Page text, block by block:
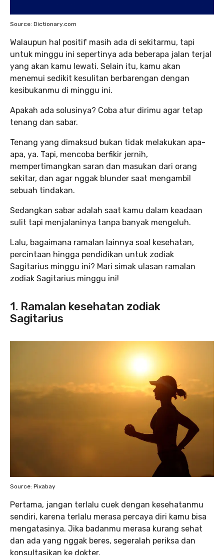
Source: Dictionary.com
Walaupun hal positif masih ada di sekitarmu, tapi
untuk minggu ini sepertinya ada beberapa jalan terjal
yang akan kamu lewati. Selain itu, kamu akan
menemui sedikit kesulitan berbarengan dengan
kesibukanmu di minggu ini.
Apakah ada solusinya? Coba atur dirimu agar tetap
tenang dan sabar.
Tenang yang dimaksud bukan tidak melakukan apa-
apa, ya. Tapi, mencoba berfikir jernih,
mempertimangkan saran dan masukan dari orang
sekitar, dan agar nggak blunder saat mengambil
sebuah tindakan.
Sedangkan sabar adalah saat kamu dalam keadaan
sulit tapi menjalaninya tanpa banyak mengeluh.
Lalu, bagaimana ramalan lainnya soal kesehatan,
percintaan hingga pendidikan untuk zodiak
Sagitarius minggu ini? Mari simak ulasan ramalan
zodiak Sagitarius minggu ini!
1. Ramalan kesehatan zodiak
Sagitarius
Source: Pixabay
Pertama, jangan terlalu cuek dengan kesehatanmu
sendiri, karena terlalu merasa percaya diri kamu bisa
mengatasinya. Jika badanmu merasa kurang sehat
dan ada yang nggak beres, segeralah periksa dan
konsultasikan ke dokter.